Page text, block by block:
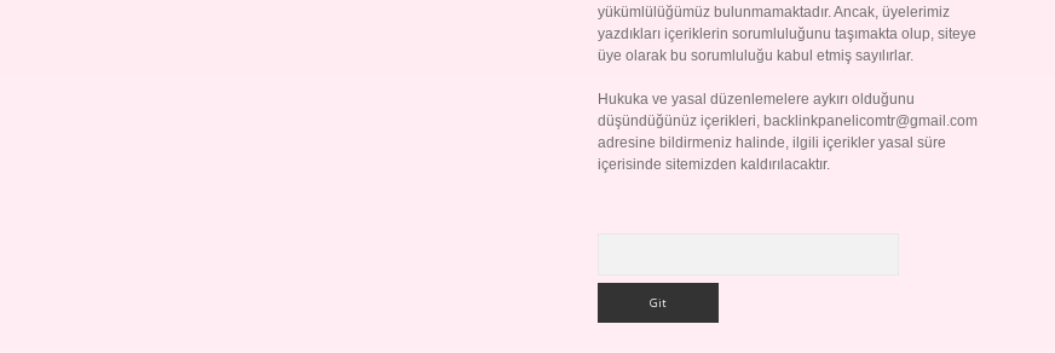
yükümlülüğümüz bulunmamaktadır. Ancak, üyelerimiz
yazdıkları içeriklerin sorumluluğunu taşımakta olup, siteye
üye olarak bu sorumluluğu kabul etmiş sayılırlar.
Hukuka ve yasal düzenlemelere aykırı olduğunu
düşündüğünüz içerikleri, backlinkpanelicomtr@gmail.com
adresine bildirmeniz halinde, ilgili içerikler yasal süre
içerisinde sitemizden kaldırılacaktır.